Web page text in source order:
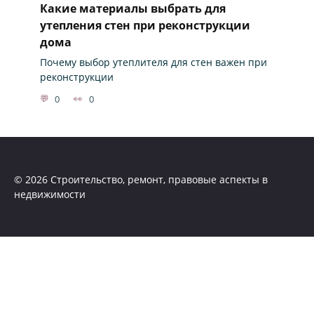
Какие материалы выбрать для
утепления стен при реконструкции
дома
Почему выбор утеплителя для стен важен при
реконструкции
0 0
© 2026 Строительство, ремонт, правовые аспекты в
недвижимости